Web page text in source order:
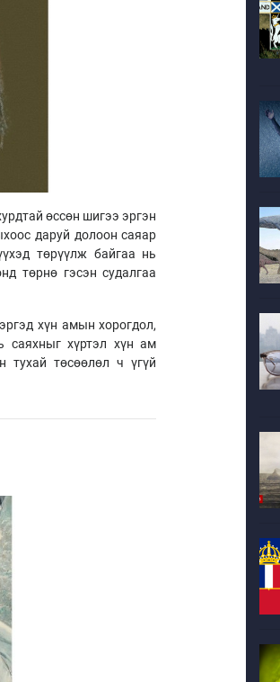
өссөн шигээ эргэн
даруй долоон саяар
төрүүлж байгаа нь
төрнө гэсэн судалгаа
хүн амын хорогдол,
саяхныг хүртэл хүн ам
тухай төсөөлөл ч үгүй